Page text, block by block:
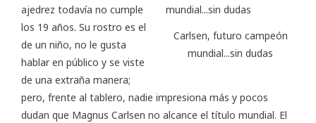
Carlsen, futuro campeón
mundial...sin dudas
ajedrez todavía no cumple
los 19 años. Su rostro es el
de un niño, no le gusta
hablar en público y se viste
de una extraña manera;
pero, frente al tablero, nadie impresiona más y pocos
dudan que Magnus Carlsen no alcance el título mundial. El